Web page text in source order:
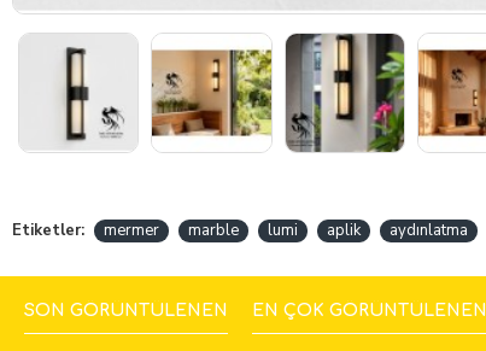
Etiketler: mermer marble lumi aplik aydınlatma
SON GÖRÜNTÜLENEN EN ÇOK GÖRÜNTÜLENEN